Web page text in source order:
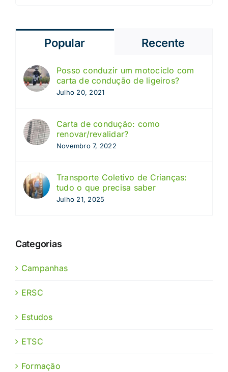
Popular Recente
Posso conduzir um motociclo com
carta de condução de ligeiros?
Julho 20, 2021
Carta de condução: como
renovar/revalidar?
Novembro 7, 2022
Transporte Coletivo de Crianças:
tudo o que precisa saber
Julho 21, 2025
Categorias
Campanhas
ERSC
Estudos
ETSC
Formação